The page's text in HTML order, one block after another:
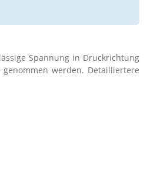
Spannung in Druckrichtung
werden. Detailliertere